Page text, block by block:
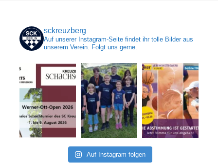
sckreuzberg
Auf unserer Instagram-Seite findet ihr tolle Bilder aus
unserem Verein. Folgt uns gerne.
Auf Instagram folgen